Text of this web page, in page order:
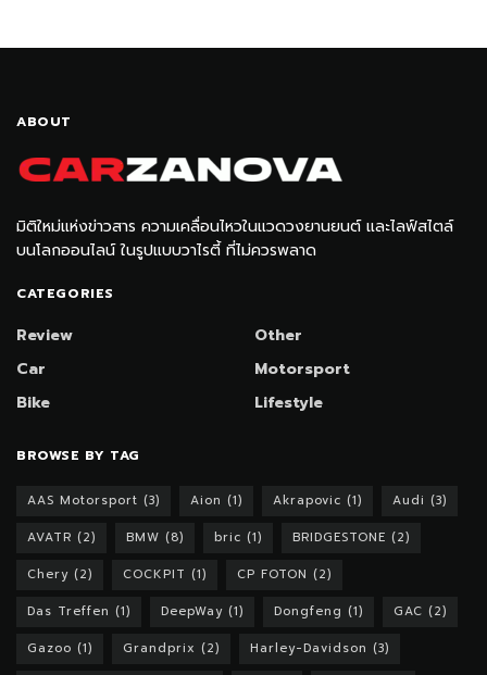
ABOUT
มิติใหม่แห่งข่าวสาร ความเคลื่อนไหวในแวดวงยานยนต์ และไลฟ์สไตล์
บนโลกออนไลน์ ในรูปแบบวาไรตี้ ที่ไม่ควรพลาด
CATEGORIES
Review
Car
Bike
Other
Motorsport
Lifestyle
BROWSE BY TAG
AAS Motorsport (3) Aion (1) Akrapovic (1) Audi (3)
AVATR (2) BMW (8) bric (1) BRIDGESTONE (2)
Chery (2) COCKPIT (1) CP FOTON (2)
Das Treffen (1) DeepWay (1) Dongfeng (1) GAC (2)
Gazoo (1) Grandprix (2) Harley-Davidson (3)